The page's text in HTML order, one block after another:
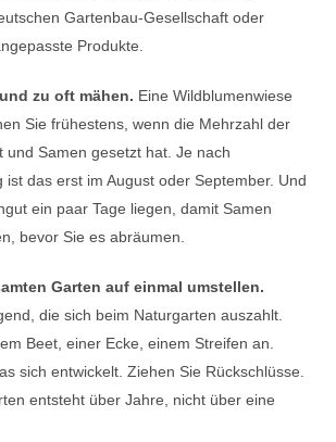
Gartenbau-Gesellschaft oder
Produkte.
zu oft mähen. Eine Wildblumenwiese
Sie frühestens, wenn die Mehrzahl der
und Samen gesetzt hat. Je nach
ist das erst im August oder September. Und
ein paar Tage liegen, damit Samen
bevor Sie es abräumen.
Garten auf einmal umstellen.
die sich beim Naturgarten auszahlt.
Beet, einer Ecke, einem Streifen an.
sich entwickelt. Ziehen Sie Rückschlüsse.
entsteht über Jahre, nicht über eine